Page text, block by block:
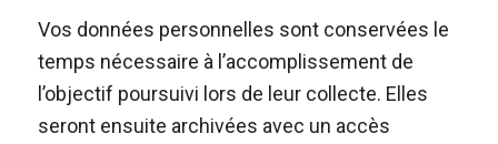
Vos données personnelles sont conservées le
temps nécessaire à l’accomplissement de
l’objectif poursuivi lors de leur collecte. Elles
seront ensuite archivées avec un accès